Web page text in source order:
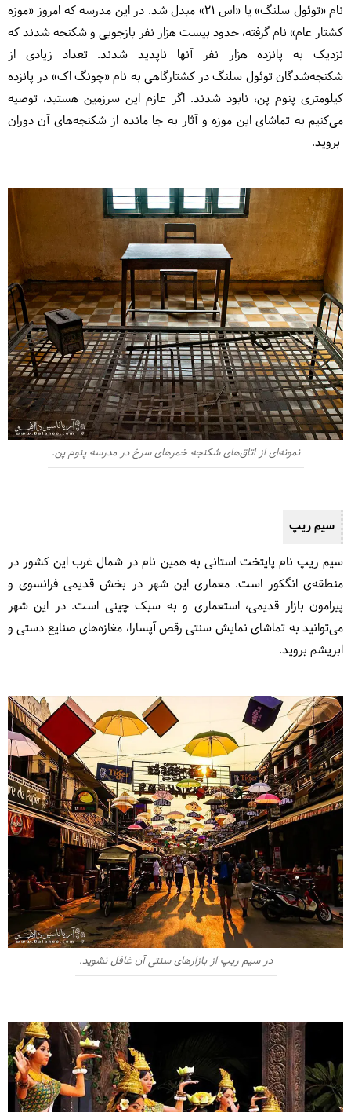
نام «توئول سلنگ» یا «اس ۲۱» مبدل شد. در این مدرسه که امروز «موزه
کشتار عام» نام گرفته، حدود بیست هزار نفر بازجویی و شکنجه شدند که
نزدیک به پانزده هزار نفر آنها ناپدید شدند. تعداد زیادی از
شکنجه‌شدگان توئول سلنگ در کشتارگاهی به نام «چونگ اک» در پانزده
کیلومتری پنوم پن، نابود شدند. اگر عازم این سرزمین هستید، توصیه
می‌کنیم به تماشای این موزه و آثار به جا مانده از شکنجه‌های آن دوران
بروید.
نمونه‌ای از اتاق‌های شکنجه خمرهای سرخ در مدرسه پنوم پن.
سیم ریپ
سیم ریپ نام پایتخت استانی به همین نام در شمال غرب این کشور در
منطقه‌ی انگکور است. معماری این شهر در بخش قدیمی فرانسوی و
پیرامون بازار قدیمی، استعماری و به سبک چینی است. در این شهر
می‌توانید به تماشای نمایش سنتی رقص آپسارا، مغازه‌های صنایع دستی و
ابریشم بروید.
در سیم ریپ از بازارهای سنتی آن غافل نشوید.